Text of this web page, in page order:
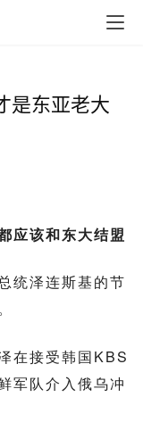
是东亚老大
应该和东大结盟
统泽连斯基的节
在接受韩国KBS
军队介入俄乌冲